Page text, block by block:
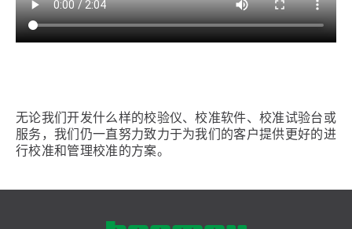
无论我们开发什么样的校验仪、校准软件、校准试验台或
服务，我们仍一直努力致力于为我们的客户提供更好的进
行校准和管理校准的方案。